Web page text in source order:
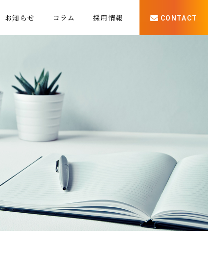
お知らせ コラム 採用情報 CONTACT